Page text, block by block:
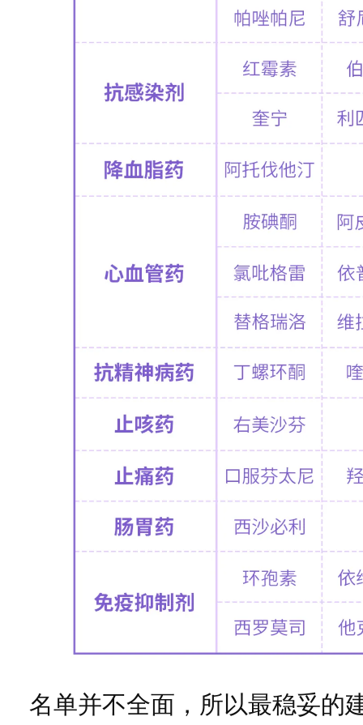
名单并不全面，所以最稳妥的